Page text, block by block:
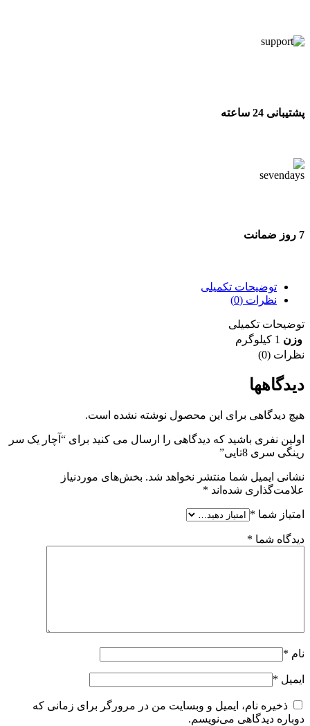
پشتیبانی 24 ساعته
7 روز ضمانت
توضیحات تکمیلی
نظرات (0)
توضیحات تکمیلی
وزن 1 کیلوگرم
نظرات (0)
دیدگاهها
هیچ دیدگاهی برای این محصول نوشته نشده است.
اولین نفری باشید که دیدگاهی را ارسال می کنید برای “آچار یک سر
رینگی سری 8تایی”
نشانی ایمیل شما منتشر نخواهد شد. بخش‌های موردنیاز
علامت‌گذاری شده‌اند *
امتیاز شما *
دیدگاه شما *
نام *
ایمیل *
ذخیره نام، ایمیل و وبسایت من در مرورگر برای زمانی که
دوباره دیدگاهی می‌نویسم.